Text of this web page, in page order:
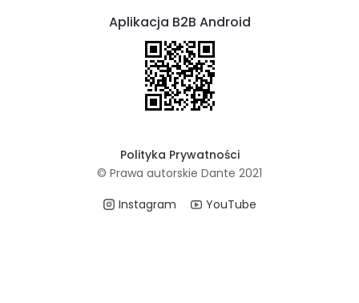
Aplikacja B2B Android
Polityka Prywatności
© Prawa autorskie Dante 2021
Instagram
YouTube